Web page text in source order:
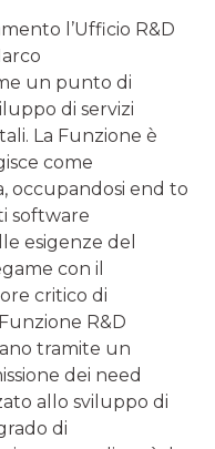
l’Ufficio R&D
un punto di
di servizi
La Funzione è
come
occupandosi end to
software
esigenze del
con il
critico di
R&D
tramite un
dei need
allo sviluppo di
di